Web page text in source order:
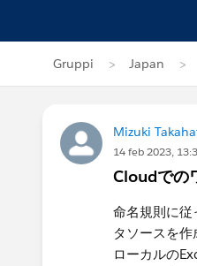
Gruppi Japan
Mizuki
14 feb 2023,
Cloudでの
命名規則に従
タソースを作
ローカルの